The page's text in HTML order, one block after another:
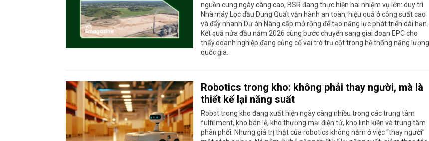
nguồn cung ngày càng cao, BSR đang thực hiện hai nhiệm vụ lớn: duy trì
Nhà máy Lọc dầu Dung Quất vận hành an toàn, hiệu quả ở công suất cao
và đẩy nhanh Dự án Nâng cấp mở rộng để tạo năng lực phát triển dài hạn.
Kết quả nửa đầu năm 2026 cùng bước chuyển sang giai đoạn EPC cho
thấy doanh nghiệp đang củng cố vai trò trụ cột trong hệ thống năng lượng
quốc gia.
Robotics trong kho: không phải thay người, mà là
thiết kế lại năng suất
Robot trong kho đang xuất hiện ngày càng nhiều trong các trung tâm
fulfillment, kho bán lẻ, kho thương mại điện tử, kho linh kiện và trung tâm
phân phối. Nhưng giá trị thật của robotics không nằm ở việc “thay người”